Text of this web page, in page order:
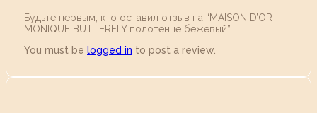
Будьте первым, кто оставил отзыв на “MAISON D’OR
MONIQUE BUTTERFLY полотенце бежевый”
You must be logged in to post a review.